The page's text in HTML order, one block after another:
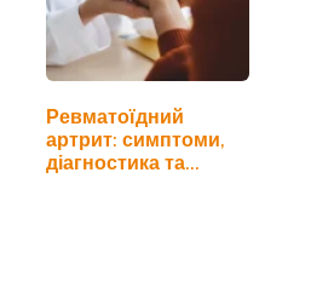
Ревматоїдний
артрит: симптоми,
діагностика та…